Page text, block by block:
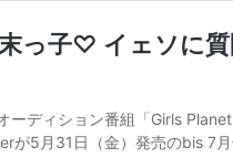
っ子♡ イェソに
ーディション番組「Girls
が5月31日（金）発売のbis 7